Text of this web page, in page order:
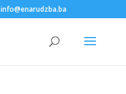
info@enarudzba.ba